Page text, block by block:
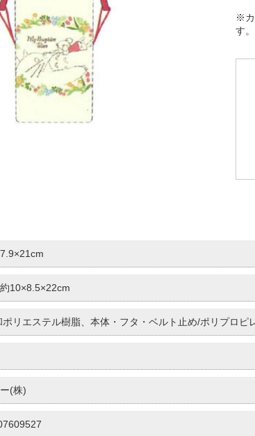
※カ
す。
10×8.5×22cm
リエステル樹脂、本体・フタ・ベルト止め/ポリプロピ
(株)